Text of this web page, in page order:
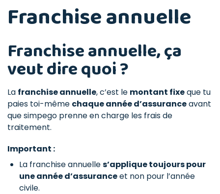
Franchise annuelle
Franchise annuelle, ça
veut dire quoi ?
La franchise annuelle, c’est le montant fixeque tu
paies toi-même chaque année d’assuranceavant
que simpego prenne en charge les frais de
traitement.
Important :
La franchise annuelles’applique toujours pour
une année d’assuranceet non pour l’année
civile.